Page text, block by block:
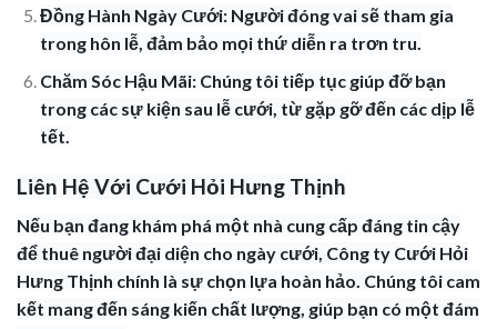
Đồng Hành Ngày Cưới: Người đóng vai sẽ tham gia
trong hôn lễ, đảm bảo mọi thứ diễn ra trơn tru.
Chăm Sóc Hậu Mãi: Chúng tôi tiếp tục giúp đỡ bạn
trong các sự kiện sau lễ cưới, từ gặp gỡ đến các dịp lễ
tết.
Liên Hệ Với Cưới Hỏi Hưng Thịnh
Nếu bạn đang khám phá một nhà cung cấp đáng tin cậy
để thuê người đại diện cho ngày cưới, Công ty Cưới Hỏi
Hưng Thịnh chính là sự chọn lựa hoàn hảo. Chúng tôi cam
kết mang đến sáng kiến chất lượng, giúp bạn có một đám